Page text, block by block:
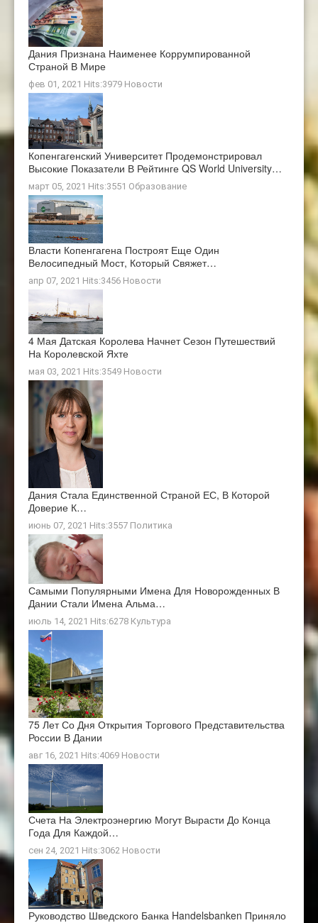
Дания Признана Наименее Коррумпированной
Страной В Мире
фев 01, 2021 Hits:3979 Новости
Копенгагенский Университет Продемонстрировал
Высокие Показатели В Рейтинге QS World University…
март 05, 2021 Hits:3551 Образование
Власти Копенгагена Построят Еще Один
Велосипедный Мост, Который Свяжет…
апр 07, 2021 Hits:3456 Новости
4 Мая Датская Королева Начнет Сезон Путешествий
На Королевской Яхте
мая 03, 2021 Hits:3549 Новости
Дания Стала Единственной Страной ЕС, В Которой
Доверие К…
июнь 07, 2021 Hits:3557 Политика
Самыми Популярными Имена Для Новорожденных В
Дании Стали Имена Альма…
июль 14, 2021 Hits:6278 Культура
75 Лет Со Дня Открытия Торгового Представительства
России В Дании
авг 16, 2021 Hits:4069 Новости
Счета На Электроэнергию Могут Вырасти До Конца
Года Для Каждой…
сен 24, 2021 Hits:3062 Новости
Руководство Шведского Банка Handelsbanken Приняло